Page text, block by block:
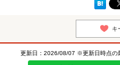
キ
更新日：2026/08/07 ※更新日時点の